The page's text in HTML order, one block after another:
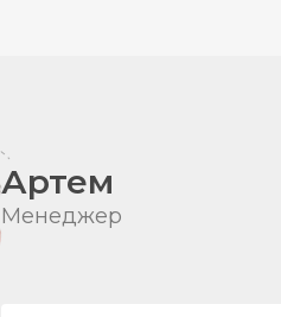
Артем
Менеджер